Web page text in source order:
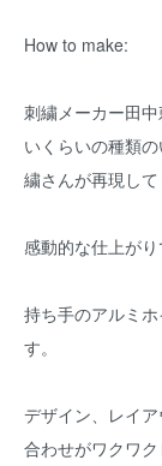
How to make:
刺繍メーカー田
いくらいの種類
繍さんが再現して
感動的な仕上がり
持ち手のアルミ
す。
デザイン、レイ
合わせがワクワク